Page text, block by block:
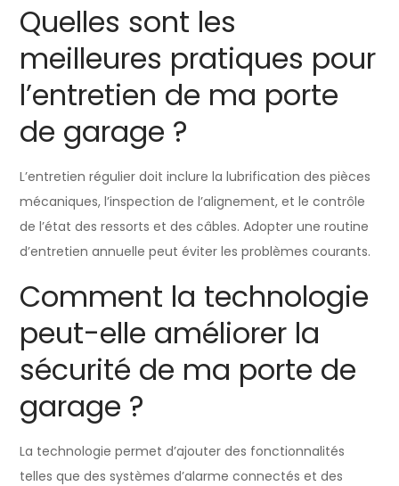
Quelles sont les
meilleures pratiques pour
l’entretien de ma porte
de garage ?
L’entretien régulier doit inclure la lubrification des pièces
mécaniques, l’inspection de l’alignement, et le contrôle
de l’état des ressorts et des câbles. Adopter une routine
d’entretien annuelle peut éviter les problèmes courants.
Comment la technologie
peut-elle améliorer la
sécurité de ma porte de
garage ?
La technologie permet d’ajouter des fonctionnalités
telles que des systèmes d’alarme connectés et des